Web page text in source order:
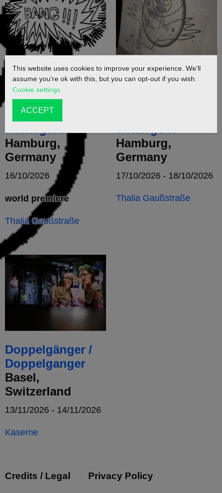
Das Wutschwert
muss man
herausziehen,
bevor es
weitergeht
Hamburg,
Germany
16/10/2026
world premiere
Thalia Gaußstraße
Das Wutschwert
muss man
weitergeht
Hamburg,
Germany
17/10/2026 - 18/10/2026
Thalia Gaußstraße
Doppelgänger /
Doppelganger
Basel,
Switzerland
13/11/2026 - 14/11/2026
Kaserne
Credits / Legal Privacy Policy
This website uses cookies to improve your experience. We'll
assume you're ok with this, but you can opt-out if you wish.
Cookie settings
ACCEPT